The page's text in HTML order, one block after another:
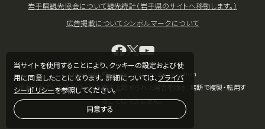
当サイトを使用することにより、クッキーの設定および使
用に同意したことになります。 詳細については、プライバ
シーポリシーを参照してください。
同意する
岩手県観光協会について観光統計（岩手県のサイトへ移動します。）
広告掲載についてシンボルマークについて
Copyright © Iwate Tourism Association
掲載されている情報は、著作権法上認められた場合を除き、無断で複製・転用す
ることはできません。